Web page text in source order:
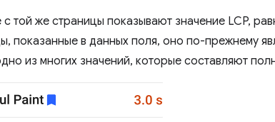
той же страницы показывают значение LCP,
показанные в данных поля, оно по-прежнему
из многих значений, которые составляют